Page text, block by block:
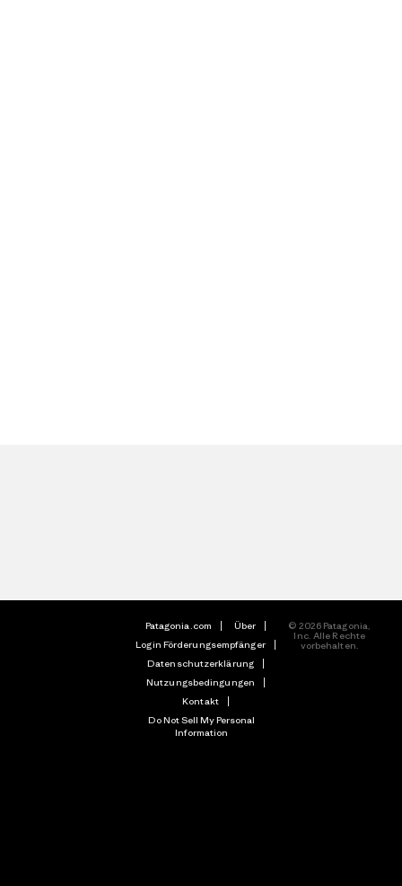
Patagonia.com
Über
Login Förderungsempfänger
Datenschutzerklärung
Nutzungsbedingungen
Kontakt
Do Not Sell My Personal
Information
© 2026 Patagonia,
Inc. Alle Rechte
vorbehalten.